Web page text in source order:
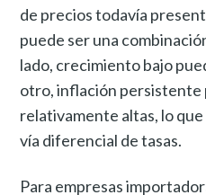
de precios todavía
puede ser una
lado, crecimiento bajo
otro, inflación persistente
relativamente altas, lo
vía diferencial de tasas.
Para empresas